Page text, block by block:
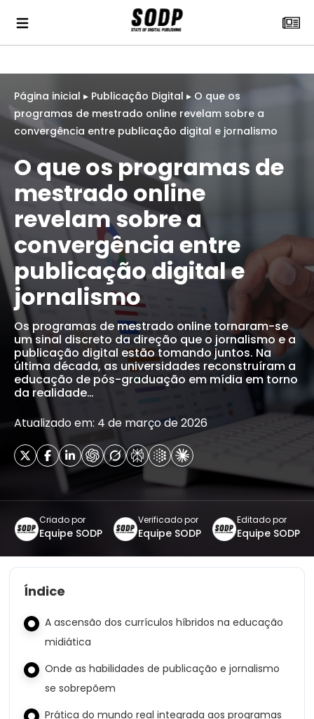
Página inicial ▸ Publicação Digital ▸ O que os
programas de mestrado online revelam sobre a
convergência entre publicação digital e jornalismo
O que os programas de
mestrado online
revelam sobre a
convergência entre
publicação digital e
jornalismo
Os programas de mestrado online tornaram-se
um sinal discreto da direção que o jornalismo e a
publicação digital estão tomando juntos. Na
última década, as universidades reconstruíram a
educação de pós-graduação em mídia em torno
da realidade…
Atualizado em: 4 de março de 2026
Criado por
Equipe SODP
Verificado por
Equipe SODP
Editado por
Equipe SODP
Índice
A ascensão dos currículos híbridos na educação
midiática
Onde as habilidades de publicação e jornalismo
se sobrepõem
Prática do mundo real integrada aos programas